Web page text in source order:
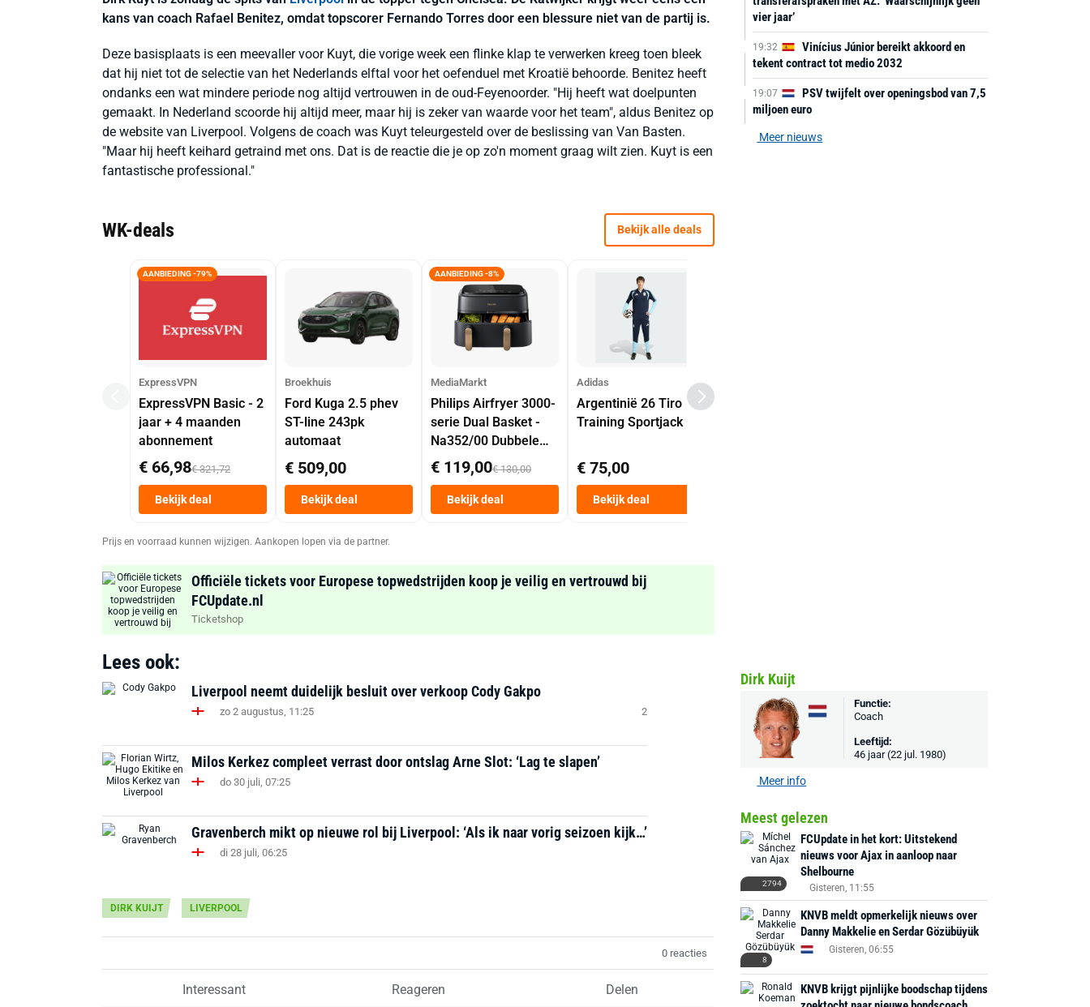
kans van coach Rafael Benitez, omdat topscorer Fernando Torres door een blessure niet van de partij is.
Deze basisplaats is een meevaller voor Kuyt, die vorige week een flinke klap te verwerken kreeg toen bleek
dat hij niet tot de selectie van het Nederlands elftal voor het oefenduel met Kroatië behoorde. Benitez heeft
ondanks een wat mindere periode nog altijd vertrouwen in de oud-Feyenoorder. "Hij heeft wat doelpunten
gemaakt. In Nederland scoorde hij altijd meer, maar hij is zeker van waarde voor het team", aldus Benitez op
de website van Liverpool. Volgens de coach was Kuyt teleurgesteld over de beslissing van Van Basten.
"Maar hij heeft keihard getraind met ons. Dat is de reactie die je op zo'n moment graag wilt zien. Kuyt is een
fantastische professional."
WK-deals Bekijk alle deals
AANBIEDING -79%
ExpressVPN
ExpressVPN Basic - 2
jaar + 4 maanden
abonnement
€ 66,98€ 321,72
Bekijk deal
Broekhuis
Ford Kuga 2.5 phev
ST-line 243pk
automaat
€ 509,00
Bekijk deal
AANBIEDING -8%
MediaMarkt
Philips Airfryer 3000-
serie Dual Basket -
Na352/00 Dubbele
Mand 9 L Tot 6
Personen
Heteluchtfriteuse
Zwart
€ 119,00€ 130,00
Bekijk deal
Adidas
Argentinië 26 Tiro
Training Sportjack
€ 75,00
Bekijk deal
Prijs en voorraad kunnen wijzigen. Aankopen lopen via de partner.
Officiële tickets voor Europese topwedstrijden koop je veilig en vertrouwd bij
FCUpdate.nl
Ticketshop
Lees ook:
Liverpool neemt duidelijk besluit over verkoop Cody Gakpo
zo 2 augustus, 11:25 2
Milos Kerkez compleet verrast door ontslag Arne Slot: ‘Lag te slapen’
do 30 juli, 07:25
Gravenberch mikt op nieuwe rol bij Liverpool: ‘Als ik naar vorig seizoen kijk…’
di 28 juli, 06:25
DIRK KUIJT LIVERPOOL
0 reacties
Interessant Reageren Delen
vier jaar’
19:32
Vinícius Júnior bereikt akkoord en
tekent contract tot medio 2032
19:07
PSV twijfelt over openingsbod van 7,5
miljoen euro
Meer nieuws
Dirk Kuijt
Functie:
Coach
Leeftijd:
46 jaar (22 jul. 1980)
Meer info
Meest gelezen
2794
FCUpdate in het kort: Uitstekend
nieuws voor Ajax in aanloop naar
Shelbourne
Gisteren, 11:55
8
KNVB meldt opmerkelijk nieuws over
Danny Makkelie en Serdar Gözübüyük
Gisteren, 06:55
KNVB krijgt pijnlijke boodschap tijdens